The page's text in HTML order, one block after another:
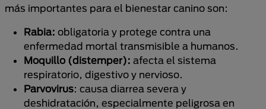
más importantes para el bienestar canino son:
Rabia: obligatoria y protege contra una
enfermedad mortal transmisible a humanos.
Moquillo (distemper): afecta el sistema
respiratorio, digestivo y nervioso.
Parvovirus: causa diarrea severa y
deshidratación, especialmente peligrosa en